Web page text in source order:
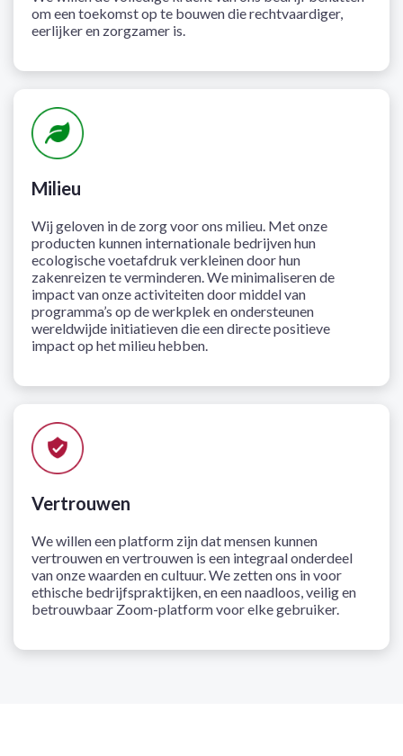
om een toekomst op te bouwen die rechtvaardiger,
eerlijker en zorgzamer is.
Milieu
Wij geloven in de zorg voor ons milieu. Met onze
producten kunnen internationale bedrijven hun
ecologische voetafdruk verkleinen door hun
zakenreizen te verminderen. We minimaliseren de
impact van onze activiteiten door middel van
programma’s op de werkplek en ondersteunen
wereldwijde initiatieven die een directe positieve
impact op het milieu hebben.
Vertrouwen
We willen een platform zijn dat mensen kunnen
vertrouwen en vertrouwen is een integraal onderdeel
van onze waarden en cultuur. We zetten ons in voor
ethische bedrijfspraktijken, en een naadloos, veilig en
betrouwbaar Zoom-platform voor elke gebruiker.